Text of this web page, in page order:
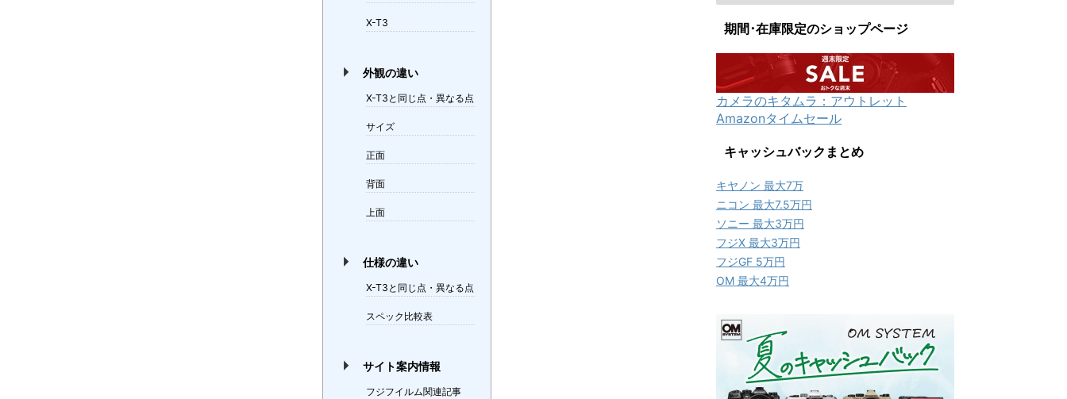
X-T3
外観の違い
X-T3と同じ点・異なる点
サイズ
正面
背面
上面
仕様の違い
X-T3と同じ点・異なる点
スペック比較表
サイト案内情報
フジフイルム関連記事
期間･在庫限定のショップページ
カメラのキタムラ：アウトレット
Amazonタイムセール
キャッシュバックまとめ
キヤノン 最大7万
ニコン 最大7.5万円
ソニー 最大3万円
フジX 最大3万円
フジGF 5万円
OM 最大4万円